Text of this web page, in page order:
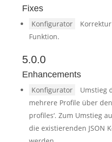
Fixes
Konfigurator
Funktion.
5.0.0
Enhancements
Konfigurator
Umstieg
mehrere Profile über
profiles‘. Zum Umstieg
die existierenden JSON